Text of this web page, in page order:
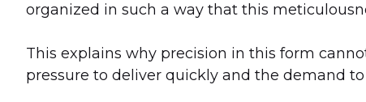
organized in such a way that this
This explains why precision in this form
pressure to deliver quickly and the demand